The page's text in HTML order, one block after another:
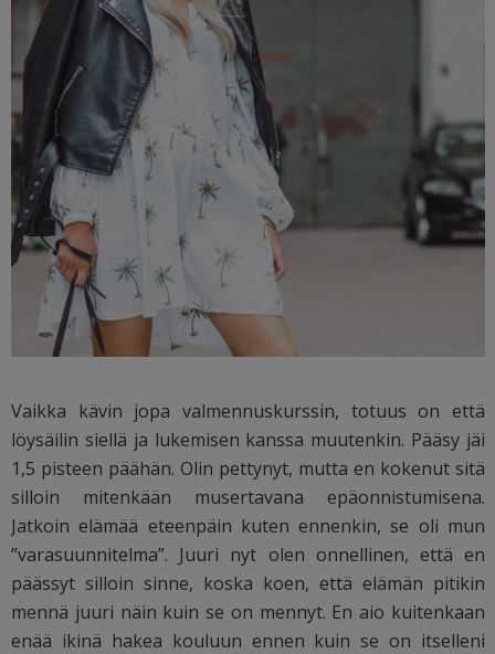
Vaikka kävin jopa valmennuskurssin, totuus on että
löysäilin siellä ja lukemisen kanssa muutenkin. Pääsy jäi
1,5 pisteen päähän. Olin pettynyt, mutta en kokenut sitä
silloin mitenkään musertavana epäonnistumisena.
Jatkoin elämää eteenpäin kuten ennenkin, se oli mun
”varasuunnitelma”. Juuri nyt olen onnellinen, että en
päässyt silloin sinne, koska koen, että elämän pitikin
mennä juuri näin kuin se on mennyt. En aio kuitenkaan
enää ikinä hakea kouluun ennen kuin se on itselleni